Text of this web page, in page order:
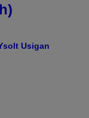
Usigan